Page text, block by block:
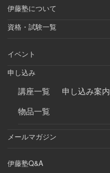
伊藤塾について
資格・試験一覧
イベント
申し込み
講座一覧 申し込み案内
物品一覧
メールマガジン
伊藤塾Q&A